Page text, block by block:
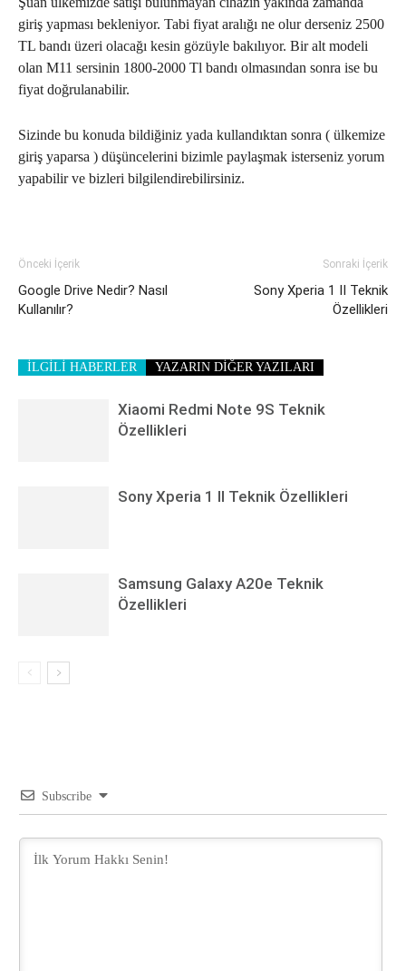
giriş yapması bekleniyor. Tabi fiyat aralığı ne olur derseniz 2500
TL bandı üzeri olacağı kesin gözüyle bakılıyor. Bir alt modeli
olan M11 sersinin 1800-2000 Tl bandı olmasından sonra ise bu
fiyat doğrulanabilir.
Sizinde bu konuda bildiğiniz yada kullandıktan sonra ( ülkemize
giriş yaparsa ) düşüncelerini bizimle paylaşmak isterseniz yorum
yapabilir ve bizleri bilgilendirebilirsiniz.
Önceki İçerik
Google Drive Nedir? Nasıl
Kullanılır?
Sonraki İçerik
Sony Xperia 1 II Teknik
Özellikleri
İLGİLİ HABERLER YAZARIN DİĞER YAZILARI
Xiaomi Redmi Note 9S Teknik
Özellikleri
Sony Xperia 1 II Teknik Özellikleri
Samsung Galaxy A20e Teknik
Özellikleri
Subscribe